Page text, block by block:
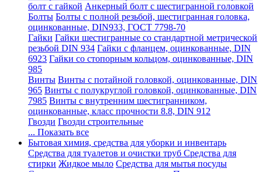
болт с гайкой Анкерный болт с шестигранной головкой
Болты Болты с полной резьбой, шестигранная головка,
оцинкованные, DIN933, ГОСТ 7798-70
Гайки Гайки шестигранные со стандартной метрической
резьбой DIN 934 Гайки с фланцем, оцинкованные, DIN
6923 Гайки со стопорным кольцом, оцинкованные, DIN
985
Винты Винты с потайной головкой, оцинкованные, DIN
965 Винты с полукруглой головкой, оцинкованные, DIN
7985 Винты с внутренним шестигранником,
оцинкованные, класс прочности 8.8, DIN 912
Гвозди Гвозди строительные
... Показать все
Бытовая химия, средства для уборки и инвентарь
Средства для туалетов и очистки труб Средства для
стирки Жидкое мыло Средства для мытья посуды